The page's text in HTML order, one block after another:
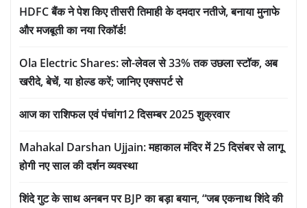
HDFC बैंक ने पेश किए तीसरी तिमाही के दमदार नतीजे, बनाया मुनाफे
और मजबूती का नया रिकॉर्ड!
Ola Electric Shares: लो-लेवल से 33% तक उछला स्टॉक, अब
खरीदे, बेचें, या होल्ड करें; जानिए एक्सपर्ट से
आज का राशिफल एवं पंचांग12 दिसम्बर 2025 शुक्रवार
Mahakal Darshan Ujjain: महाकाल मंदिर में 25 दिसंबर से लागू
होगी नए साल की दर्शन व्यवस्था
शिंदे गुट के साथ अनबन पर BJP का बड़ा बयान, “जब एकनाथ शिंदे की